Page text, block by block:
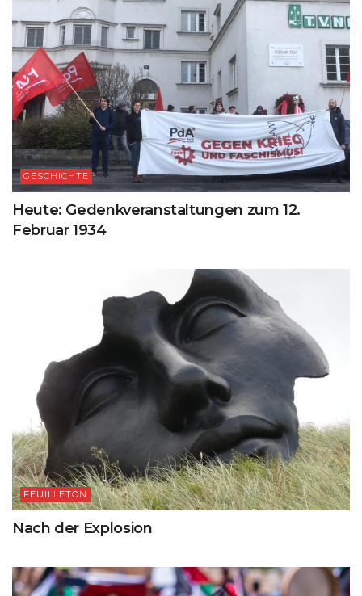
GESCHICHTE
Heute: Gedenkveranstaltungen zum 12.
Februar 1934
FEUILLETON
Nach der Explosion